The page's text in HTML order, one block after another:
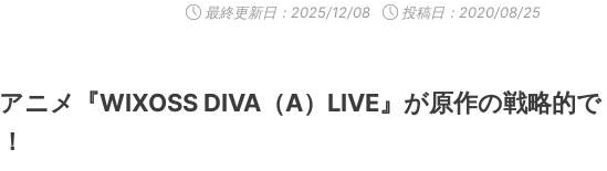
最終更新日： 2025/12/08 投稿日：2020/08/25
ニメ『WIXOSS DIVA（A）LIVE』が原作の戦略的で